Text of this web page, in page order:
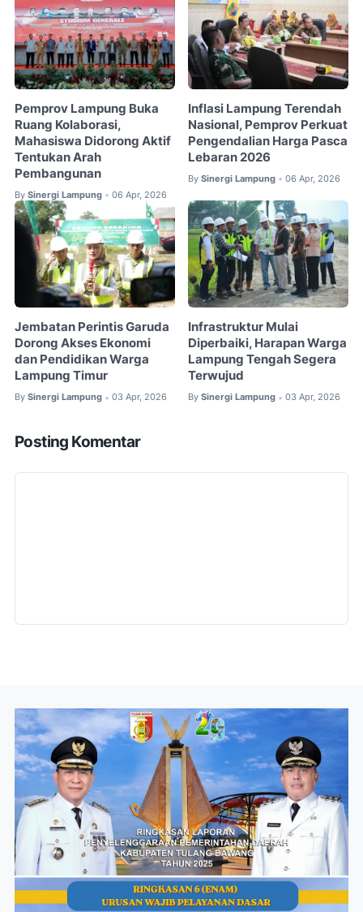
Pemprov Lampung Buka
Ruang Kolaborasi,
Mahasiswa Didorong Aktif
Tentukan Arah
Pembangunan
By Sinergi Lampung • 06 Apr, 2026
Inflasi Lampung Terendah
Nasional, Pemprov Perkuat
Pengendalian Harga Pasca
Lebaran 2026
By Sinergi Lampung • 06 Apr, 2026
Jembatan Perintis Garuda
Dorong Akses Ekonomi
dan Pendidikan Warga
Lampung Timur
By Sinergi Lampung • 03 Apr, 2026
Infrastruktur Mulai
Diperbaiki, Harapan Warga
Lampung Tengah Segera
Terwujud
By Sinergi Lampung • 03 Apr, 2026
Posting Komentar